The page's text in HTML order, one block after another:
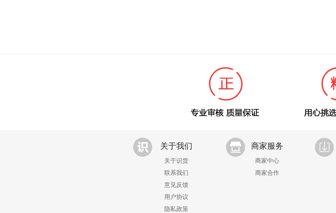
关于我们
关于识货
联系我们
意见反馈
用户协议
隐私政策
商家服务
商家中心
商家合作